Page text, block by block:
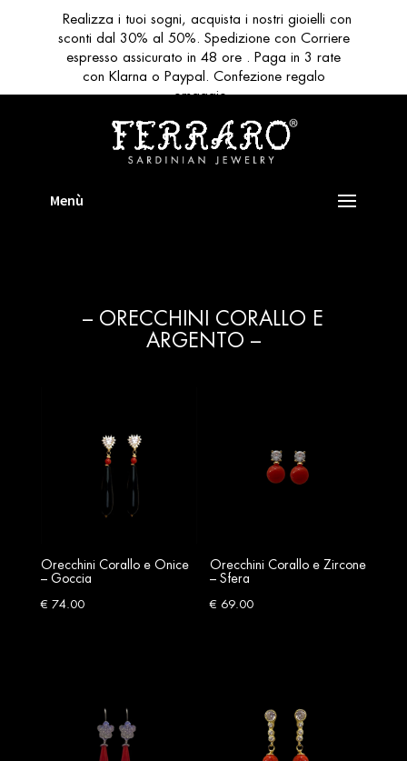
– ORECCHINI CORALLO E
ARGENTO –
Orecchini Corallo e Onice
– Goccia
€ 74.00
Orecchini Corallo e Zircone
– Sfera
€ 69.00
Realizza i tuoi sogni, acquista i nostri gioielli con
sconti dal 30% al 50%. Spedizione con Corriere
espresso assicurato in 48 ore . Paga in 3 rate
con Klarna o Paypal. Confezione regalo
omaggio